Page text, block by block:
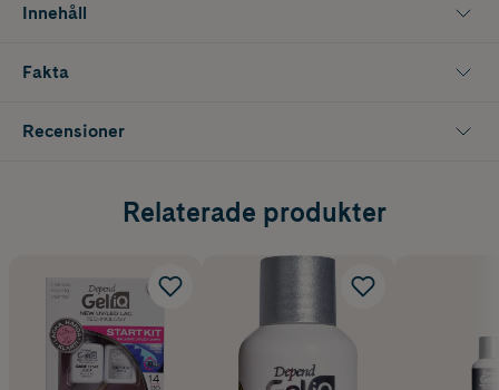
Shine Cleanser som framkallar en fantastisk glans och färgåtergivning.
Innehåll
Fakta
Recensioner
Relaterade produkter